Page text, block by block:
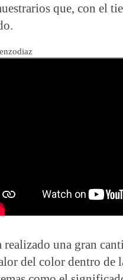
que, con el
una gran
del color dentro de